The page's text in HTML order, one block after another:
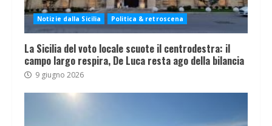
Notizie dalla Sicilia Politica & retroscena
La Sicilia del voto locale scuote il centrodestra: il
campo largo respira, De Luca resta ago della bilancia
9 giugno 2026